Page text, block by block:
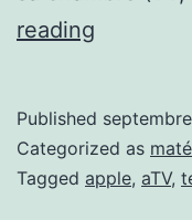
reading
Published
Categorized as
Tagged apple, aTV,